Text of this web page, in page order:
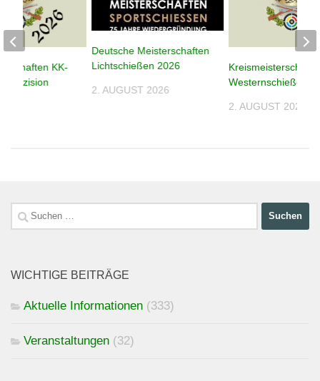
Deutsche Meisterschaften
Lichtschießen 2026
2. AUGUST 2026
Westernschießen
2. AUGUST 2026
KK-
Präzision
Suchen
nach:
WICHTIGE BEITRÄGE
Aktuelle Informationen (333)
Veranstaltungen (32)